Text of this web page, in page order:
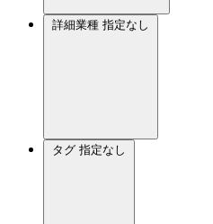
詳細業種 指定なし
タグ 指定なし